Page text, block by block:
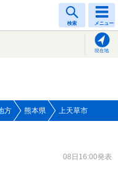
検索 メニュー
現在地
方 熊本県 上天草市
08日16:00発表